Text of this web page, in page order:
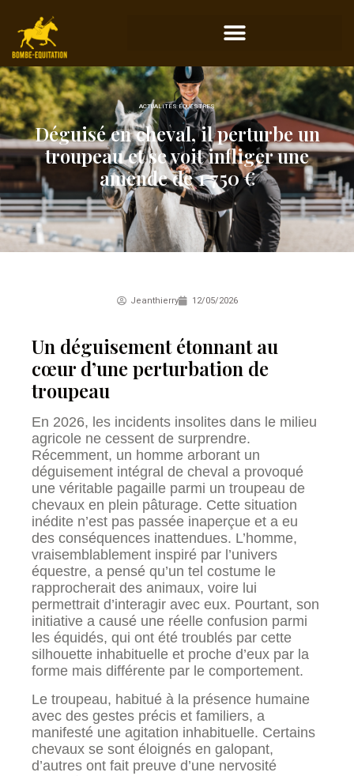
ACTUALITÉS ÉQUESTRES
Déguisé en cheval, il perturbe un
troupeau et se voit infliger une
amende de 1 750 €
Jeanthierry 12/05/2026
Un déguisement étonnant au
cœur d’une perturbation de
troupeau
En 2026, les incidents insolites dans le milieu
agricole ne cessent de surprendre.
Récemment, un homme arborant un
déguisement intégral de cheval a provoqué
une véritable pagaille parmi un troupeau de
chevaux en plein pâturage. Cette situation
inédite n’est pas passée inaperçue et a eu
des conséquences inattendues. L’homme,
vraisemblablement inspiré par l’univers
équestre, a pensé qu’un tel costume le
rapprocherait des animaux, voire lui
permettrait d’interagir avec eux. Pourtant, son
initiative a causé une réelle confusion parmi
les équidés, qui ont été troublés par cette
silhouette inhabituelle et proche d’eux par la
forme mais différente par le comportement.
Le troupeau, habitué à la présence humaine
avec des gestes précis et familiers, a
manifesté une agitation inhabituelle. Certains
chevaux se sont éloignés en galopant,
d’autres ont fait preuve d’une nervosité